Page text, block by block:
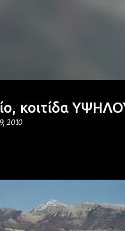
κοιτίδα
2010